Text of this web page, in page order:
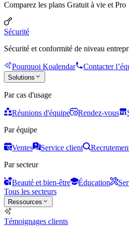
Comparez les plans Gratuit à vie et Pro
Sécurité
Sécurité et conformité de niveau
Pourquoi Koalendar Contacter
Solutions
Par cas d'usage
Réunions d'équipe Rendez-vous
Par équipe
Ventes Service client
Par secteur
Beauté et bien-être Éducation
Tous les secteurs
Ressources
Témoignages clients